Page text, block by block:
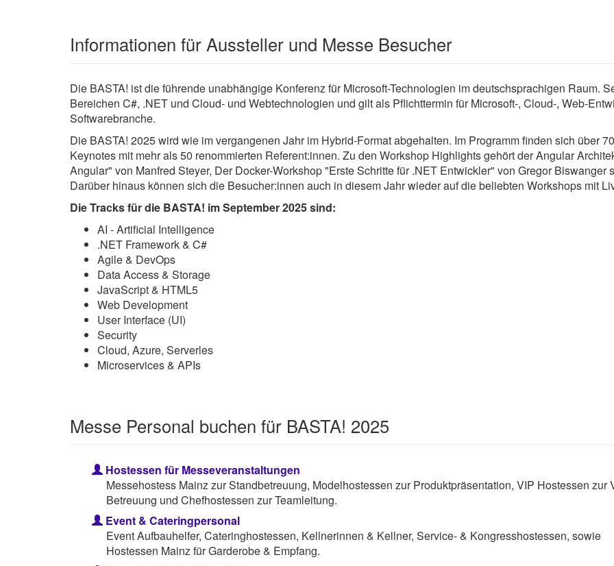
Informationen für Aussteller und Messe Besucher
Die BASTA! ist die führende unabhängige Konferenz für Microsoft-Technologien im deutschsprachigen Raum.
Bereichen C#, .NET und Cloud- und Webtechnologien und gilt als Pflichttermin für Microsoft-, Cloud-, Web-
Softwarebranche.
Die BASTA! 2025 wird wie im vergangenen Jahr im Hybrid-Format abgehalten. Im Programm finden sich über
Keynotes mit mehr als 50 renommierten Referent:innen. Zu den Workshop Highlights gehört der Angular
Angular" von Manfred Steyer, Der Docker-Workshop "Erste Schritte für .NET Entwickler" von Gregor
Darüber hinaus können sich die Besucher:innen auch in diesem Jahr wieder auf die beliebten Workshops mit
Die Tracks für die BASTA! im September 2025 sind:
AI - Artificial Intelligence
.NET Framework & C#
Agile & DevOps
Data Access & Storage
JavaScript & HTML5
Web Development
User Interface (UI)
Security
Cloud, Azure, Serverles
Microservices & APIs
Messe Personal buchen für BASTA! 2025
Hostessen für Messeveranstaltungen
Messehostess Mainz zur Standbetreuung, Modelhostessen zur Produktpräsentation, VIP Hostessen zur
Betreuung und Chefhostessen zur Teamleitung.
Event & Cateringpersonal
Event Aufbauhelfer, Cateringhostessen, Kellnerinnen & Kellner, Service- & Kongresshostessen, sowie
Hostessen Mainz für Garderobe & Empfang.